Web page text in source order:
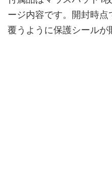
ージ内容です。開封時
覆うように保護シールが